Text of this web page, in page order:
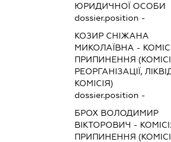
ЮРИДИЧНОЇ ОСОБИ
dossier.position -
КОЗИР СНІЖАНА
МИКОЛАЇВНА -
ПРИПИНЕННЯ
РЕОРГАНІЗАЦІЇ,
КОМІСІЯ)
dossier.position -
БРОХ ВОЛОДИМИР
ВІКТОРОВИЧ -
ПРИПИНЕННЯ